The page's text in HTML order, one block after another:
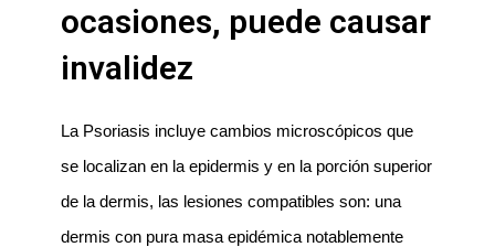
ocasiones, puede causar
invalidez
La Psoriasis incluye cambios microscópicos que
se localizan en la epidermis y en la porción superior
de la dermis, las lesiones compatibles son: una
dermis con pura masa epidémica notablemente